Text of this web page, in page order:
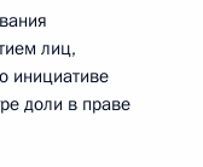
лиц,
инициативе
доли в праве